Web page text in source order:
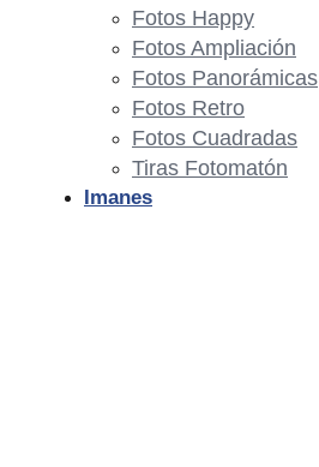
Fotos Happy
Fotos Ampliación
Fotos Panorámicas
Fotos Retro
Fotos Cuadradas
Tiras Fotomatón
Imanes